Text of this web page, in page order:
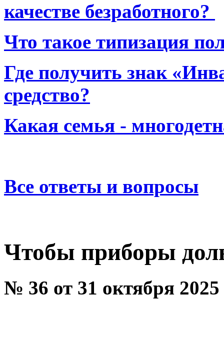
качестве безработного?
Что такое типизация
Где получить знак
средство?
Какая семья -
Все ответы и вопросы
Чтобы приборы
№ 36 от 31 октября